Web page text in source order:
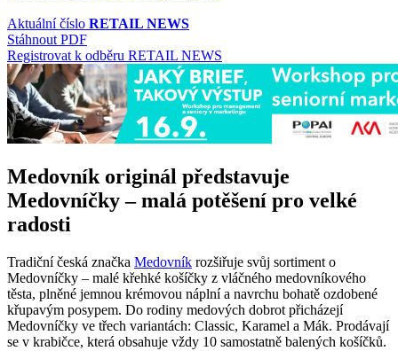
Aktuální číslo RETAIL NEWS
Stáhnout PDF
Registrovat k odběru RETAIL NEWS
Medovník originál představuje
Medovníčky – malá potěšení pro velké
radosti
Tradiční česká značka Medovník rozšiřuje svůj sortiment o
Medovníčky – malé křehké košíčky z vláčného medovníkového
těsta, plněné jemnou krémovou náplní a navrchu bohatě ozdobené
křupavým posypem. Do rodiny medových dobrot přicházejí
Medovníčky ve třech variantách: Classic, Karamel a Mák. Prodávají
se v krabičce, která obsahuje vždy 10 samostatně balených košíčků.